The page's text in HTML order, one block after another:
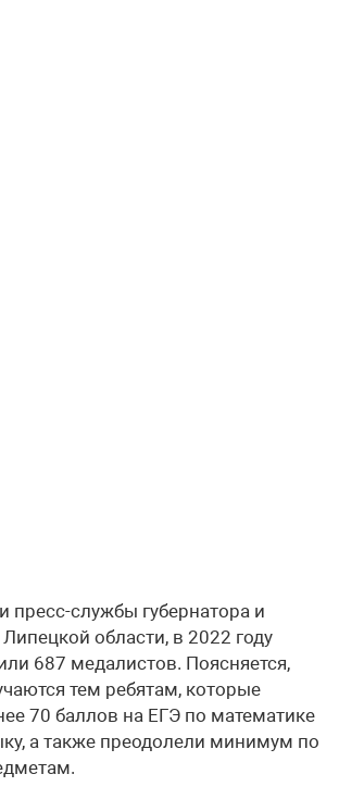
службы губернатора и
области, в 2022 году
687 медалистов. Поясняется,
тем ребятам, которые
70 баллов на ЕГЭ по математике
а также преодолели минимум по